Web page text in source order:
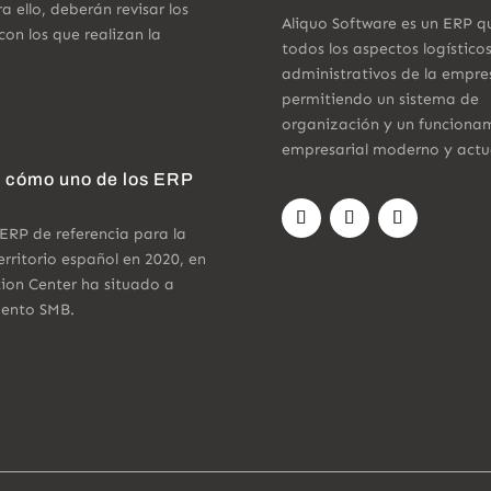
ello, deberán revisar los
los que realizan la
uno de los ERP
de referencia para la
español en 2020, en
Center ha situado a
SMB.
Aliquo Software es un ERP
todos los aspectos
administrativos de la
permitiendo un sistema de
organización y un
empresarial moderno y